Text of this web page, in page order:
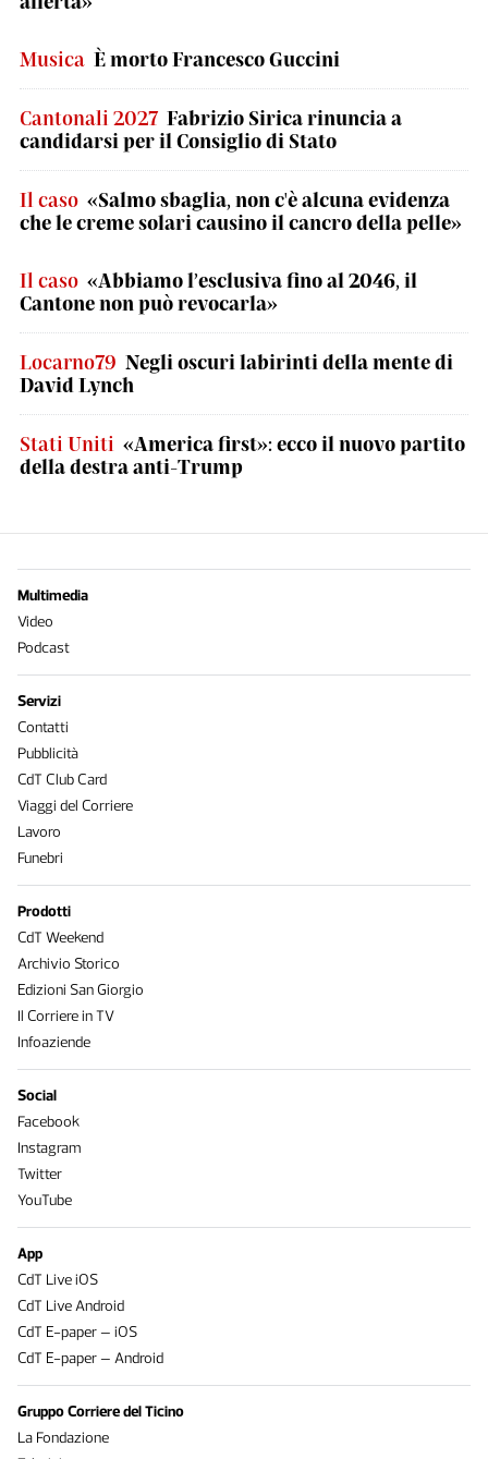
Musica È morto Francesco Guccini
Cantonali 2027 Fabrizio Sirica rinuncia a
candidarsi per il Consiglio di Stato
Il caso «Salmo sbaglia, non c'è alcuna evidenza
che le creme solari causino il cancro della pelle»
Il caso «Abbiamo l’esclusiva fino al 2046, il
Cantone non può revocarla»
Locarno79 Negli oscuri labirinti della mente di
David Lynch
Stati Uniti «America first»: ecco il nuovo partito
della destra anti-Trump
Multimedia
Video
Podcast
Servizi
Contatti
Pubblicità
CdT Club Card
Viaggi del Corriere
Lavoro
Funebri
Prodotti
CdT Weekend
Archivio Storico
Edizioni San Giorgio
Il Corriere in TV
Infoaziende
Social
Facebook
Instagram
Twitter
YouTube
App
CdT Live iOS
CdT Live Android
CdT E-paper – iOS
CdT E-paper – Android
Gruppo Corriere del Ticino
La Fondazione